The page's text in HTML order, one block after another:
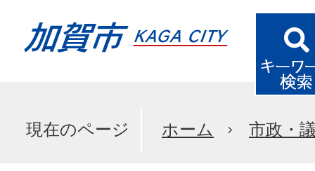
現在のページ ホーム 市政・